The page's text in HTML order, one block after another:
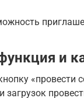
и
«провести
загрузок